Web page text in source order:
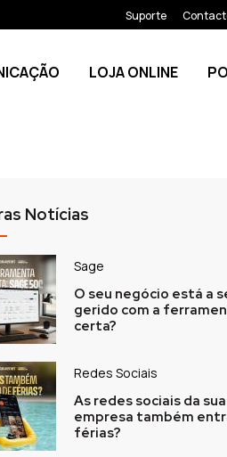
Suporte
LOJA ONLINE
Notícias
Sage
O seu negócio está a
gerido com a
certa?
Redes Sociais
As redes sociais da sua
empresa também
férias?